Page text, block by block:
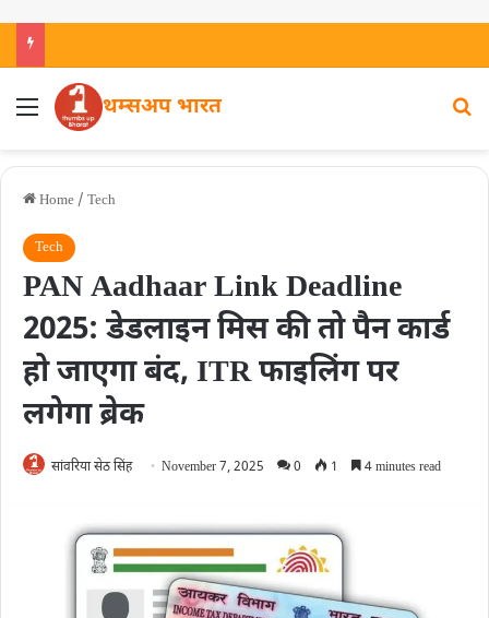
थम्सअप भारत
Home / Tech
Tech
PAN Aadhaar Link Deadline
2025: डेडलाइन मिस की तो पैन कार्ड
हो जाएगा बंद, ITR फाइलिंग पर
लगेगा ब्रेक
सांवरिया सेठ सिंह November 7, 2025 0 1 4 minutes read